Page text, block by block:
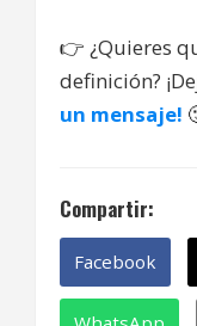
👉 ¿Quieres
definición?
un mensaje!
Compartir:
Facebook